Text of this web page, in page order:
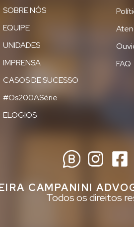
SOBRE NÓS
EQUIPE
UNIDADES
IMPRENSA
CASOS DE SUCESSO
#Os200ASérie
ELOGIOS
FAQ
CAMPANINI
Todos os direitos